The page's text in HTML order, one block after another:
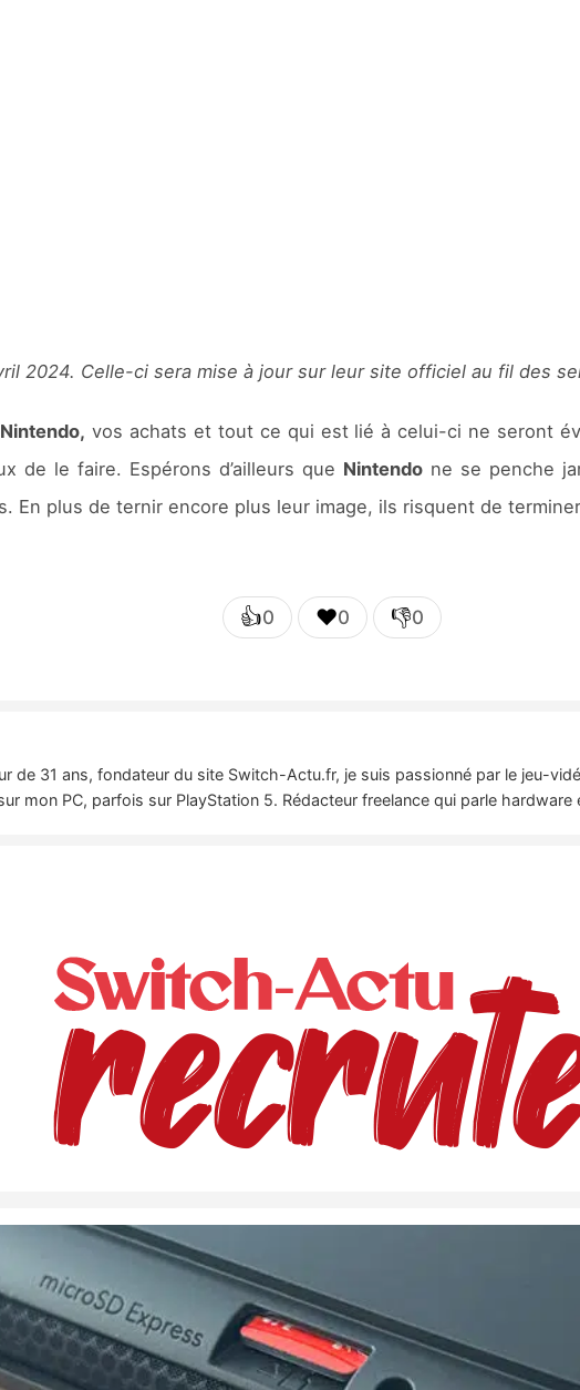
2024. Celle-ci sera mise à jour sur leur site officiel au fil des
Nintendo, vos achats et tout ce qui est lié à celui-ci ne seront
de le faire. Espérons d’ailleurs que Nintendo ne se penche
En plus de ternir encore plus leur image, ils risquent de
👍0 ❤️0 👎0
de 31 ans, fondateur du site Switch-Actu.fr, je suis passionné par le jeu-
mon PC, parfois sur PlayStation 5. Rédacteur freelance qui parle hardware